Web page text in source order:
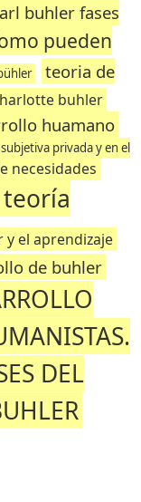
buhler fases
pueden
teoria de
buhler
huamano
privada y en el
necesidades
el aprendizaje
de buhler
DEL